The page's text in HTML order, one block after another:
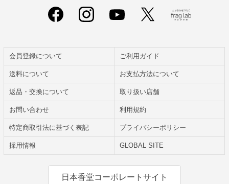
会員登録について ご利用ガイド
送料について お支払方法について
返品・交換について 取り扱い店舗
お問い合わせ 利用規約
特定商取引法に基づく表記 プライバシーポリシー
採用情報 GLOBAL SITE
日本香堂コーポレートサイト